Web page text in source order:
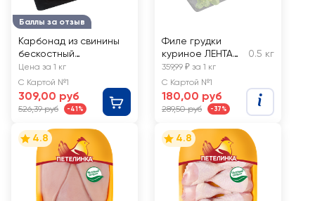
Баллы за отзыв
Карбонад из свинины
бескостный
крупнокусковой ЛЕНТА
FRESH, весовой
Цена за 1 кг
С Картой №1
309,00 руб
526,39 руб -41%
Филе грудки
куриное ЛЕНТА
FRESH, весовое
0.5 кг
359,99 ₽ за 1 кг
С Картой №1
180,00 руб
289,50 руб -37%
4.8 4.8